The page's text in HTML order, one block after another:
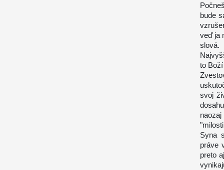
bude
veď ja
slová.
to
svoj
Syna
práve
preto